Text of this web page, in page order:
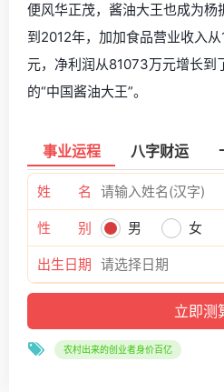
便风华正茂，酱油大王也成为
到2012年，加加食品营业收入
元，净利润从81073万元增长到
的“中国酱油大王”。
事业运程 八字财运
姓 名
性 别 男 女
出生日期
农村出来的创业者身价百亿